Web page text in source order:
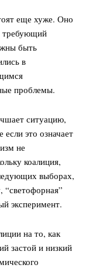
еще хуже. Оно
требующий
быть
в
проблемы.
ситуацию,
это означает
не
коалиция,
выборах,
“светофорная”
эксперимент.
на то, как
застой и низкий